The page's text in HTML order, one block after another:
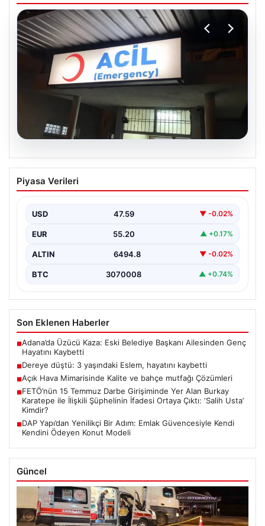
Dereye düştü: 3 yaşındaki Eslem,
hayatını kaybetti
Piyasa Verileri
USD 47.59 ▼ -0.02%
EUR 55.20 ▲ +0.17%
ALTIN 6494.8 ▼ -0.02%
BTC 3070008 ▲ +0.74%
Son Eklenen Haberler
■Adana’da Üzücü Kaza: Eski Belediye Başkanı Ailesinden Genç
Hayatını Kaybetti
■Dereye düştü: 3 yaşındaki Eslem, hayatını kaybetti
■Açık Hava Mimarisinde Kalite ve bahçe mutfağı Çözümleri
■FETÖ’nün 15 Temmuz Darbe Girişiminde Yer Alan Burkay
Karatepe ile İlişkili Şüphelinin İfadesi Ortaya Çıktı: ‘Salih Usta’
Kimdir?
■DAP Yapı’dan Yenilikçi Bir Adım: Emlak Güvencesiyle Kendi
Kendini Ödeyen Konut Modeli
Güncel